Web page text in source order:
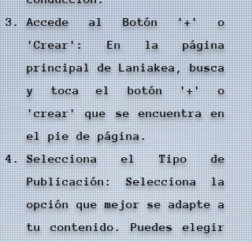
Accede al Botón '+' o
'Crear': En la página
principal de Laniakea, busca
y toca el botón '+' o
'crear' que se encuentra en
el pie de página.
Selecciona el Tipo de
Publicación: Selecciona la
opción que mejor se adapte a
tu contenido. Puedes elegir